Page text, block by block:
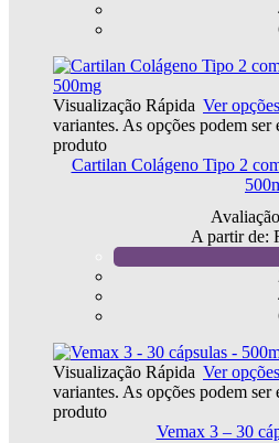
Visualização Rápida Ver opções
variantes. As opções podem ser
produto
Cartilan Colágeno Tipo 2
Avaliação
A partir de:
Visualização Rápida Ver opções
variantes. As opções podem ser
produto
Vemax 3 – 30